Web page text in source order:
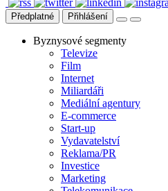
Předplatné Přihlášení
Byznysové segmenty
Televize
Film
Internet
Miliardáři
Mediální agentury
E-commerce
Start-up
Vydavatelství
Reklama/PR
Investice
Marketing